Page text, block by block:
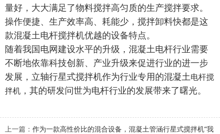
量好，大大满足了物料搅拌高匀质的生产搅拌要求。
操作便捷、生产效率高、耗能少，搅拌卸料快都是这
款混凝土电杆搅拌机优越的设备特点。
随着我国电网建设水平的升级，混凝土电杆行业需要
不断地依靠科技创新、产业升级来促进行业的进一步
发展，立轴行星式搅拌机作为行业专用的混凝土电杆搅
拌机 ，其的研发问世为电杆行业的发展带来了曙光。
上一篇： 作为一款高性价比的混合设备，混凝土管涵行星式搅拌机“我